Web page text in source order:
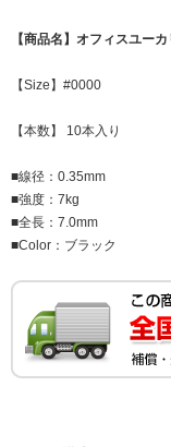
【商品名】オフィスユー
【Size】#0000
【本数】 10本入り
■線径：0.35mm
■強度：7kg
■全長：7.0mm
■Color：ブラック